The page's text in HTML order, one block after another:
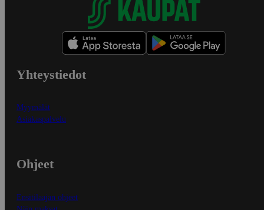
Yhteystiedot
Myymälät
Asiakaspalvelu
Ohjeet
Ensitilaajan ohjeet